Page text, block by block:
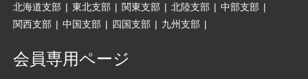
北海道支部 | 東北支部 | 関東支部 | 北陸支部 | 中部支部 |
関西支部 | 中国支部 | 四国支部 | 九州支部 |
会員専用ページ